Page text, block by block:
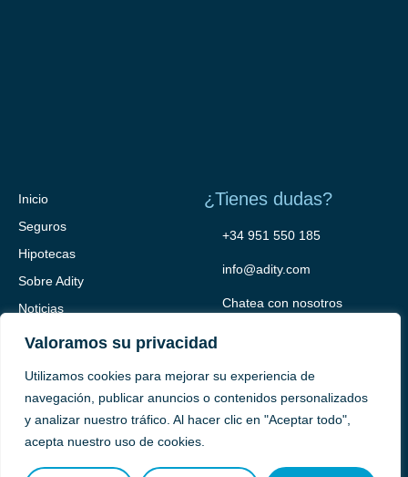
Valoramos su privacidad
Utilizamos cookies para mejorar su experiencia de
navegación, publicar anuncios o contenidos personalizados
y analizar nuestro tráfico. Al hacer clic en "Aceptar todo",
acepta nuestro uso de cookies.
Inicio
Seguros
Hipotecas
Sobre Adity
Noticias
Contacto
¿Tienes dudas?
+34 951 550 185
info@adity.com
Chatea con nosotros